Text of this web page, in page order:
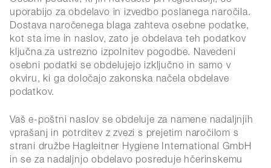
uporabijo za obdelavo in izvedbo poslanega naročila.
Dostava naročenega blaga zahteva osebne podatke,
kot sta ime in naslov, zato je obdelava teh podatkov
ključna za ustrezno izpolnitev pogodbe. Navedeni
osebni podatki se obdelujejo izključno in samo v
okviru, ki ga določajo zakonska načela obdelave
podatkov.
Vaš e-poštni naslov se obdeluje za namene nadaljnjih
vprašanj in potrditev z zvezi s prejetim naročilom s
strani družbe Hagleitner Hygiene International GmbH
in se za nadaljnjo obdelavo posreduje hčerinskemu